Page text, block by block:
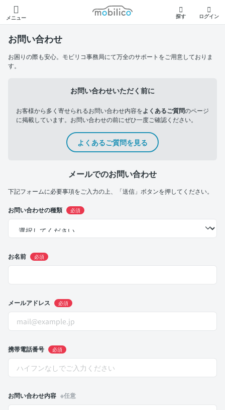
メニュー
モビリコ
探す ログイン
お問い合わせ
お困りの際も安心。モビリコ事務局にて万全のサポートをご用意しておりま
す。
お問い合わせいただく前に
お客様から多く寄せられるお問い合わせ内容をよくあるご質問のページ
に掲載しています。お問い合わせの前にぜひ一度ご確認ください。
よくあるご質問を見る
メールでのお問い合わせ
下記フォームに必要事項をご入力の上、「送信」ボタンを押してください。
お問い合わせの種類 必須
お名前 必須
メールアドレス 必須
携帯電話番号 必須
お問い合わせ内容 ※任意